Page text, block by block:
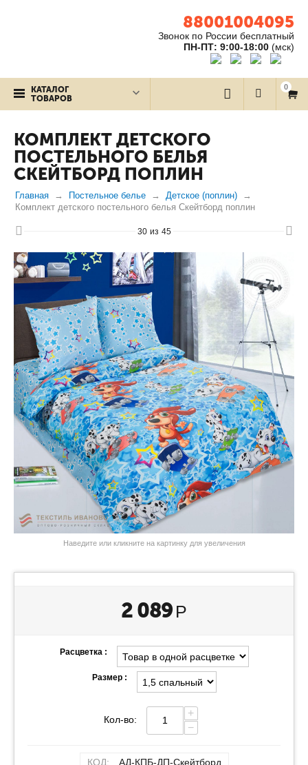
88001004095
Звонок по России бесплатный
ПН-ПТ: 9:00-18:00 (мск)
КАТАЛОГ
ТОВАРОВ
0
КОМПЛЕКТ ДЕТСКОГО
ПОСТЕЛЬНОГО БЕЛЬЯ
СКЕЙТБОРД ПОПЛИН
Главная Постельное белье
Детское (поплин)
Комплект детского постельного белья Скейтборд поплин
30 из 45
Наведите или кликните на картинку для увеличения
2 089 Р
Расцветка :
Размер :
Кол-во:
+
−
КОД: АД-КПБ-ДП-Скейтборд